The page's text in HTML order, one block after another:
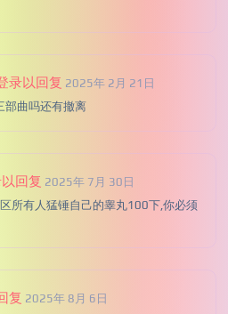
录以回复 2025年 2月 21日
部曲吗还有撤离
回复 2025年 7月 30日
所有人猛锤自己的睾丸100下,你必须
复 2025年 8月 6日